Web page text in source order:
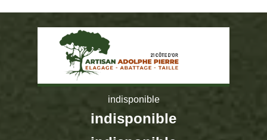
indisponible
indisponible